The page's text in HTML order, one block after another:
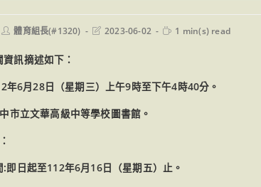
Post體育組長(#1320)
Post2023-06-02
Reading
1 min(s) read
訊摘述如下：
年6月28日（星期三）上午9時至下午4時40分。
市立文華高級中等學校圖書館。
:即日起至112年6月16日（星期五）止。